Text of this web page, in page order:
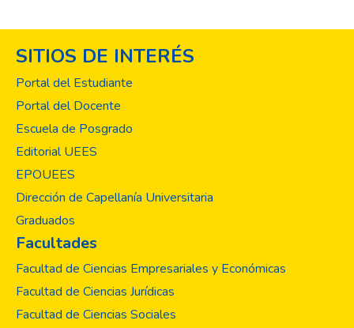
SITIOS DE INTERÉS
Portal del Estudiante
Portal del Docente
Escuela de Posgrado
Editorial UEES
EPOUEES
Dirección de Capellanía Universitaria
Graduados
Facultades
Facultad de Ciencias Empresariales y Económicas
Facultad de Ciencias Jurídicas
Facultad de Ciencias Sociales